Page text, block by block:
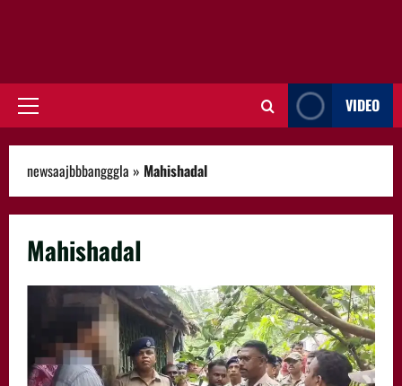
Primary
VIDEO
newsaajbbbangggla » Mahishadal
Mahishadal